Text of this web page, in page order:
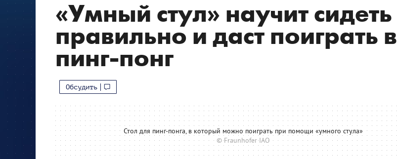
«Умный стул» научит сидеть
правильно и даст поиграть в
пинг-понг
Обсудить
Стол для пинг-понга, в который можно поиграть при помощи «умного стула»
© Fraunhofer IAO